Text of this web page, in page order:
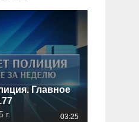
Главное
г. 03:25